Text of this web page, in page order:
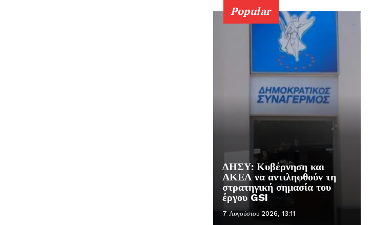
Popular
ΔΗΣΥ: Κυβέρνηση και
ΑΚΕΛ να αντιληφθούν τη
στρατηγική σημασία του
έργου GSI
7 Αυγούστου 2026, 13:11